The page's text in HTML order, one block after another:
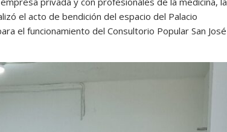
el acto de bendición del espacio del Palacio
el funcionamiento del Consultorio Popular San José